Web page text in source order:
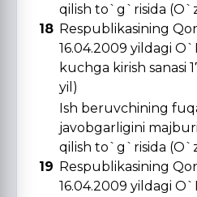
18
qilish to`g`risida
Respublikasining
16.04.2009 yildagi
kuchga kirish sanasi
yil)
19
Ish beruvchining
javobgarligini
qilish to`g`risida
Respublikasining
16.04.2009 yildagi